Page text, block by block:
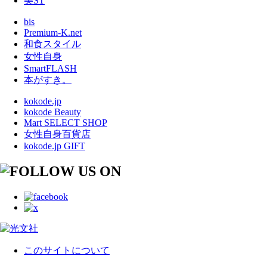
bis
Premium-K.net
和食スタイル
女性自身
SmartFLASH
本がすき。
kokode.jp
kokode Beauty
Mart SELECT SHOP
女性自身百貨店
kokode.jp GIFT
このサイトについて